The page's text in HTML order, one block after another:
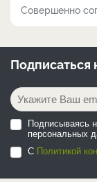
Совершенно
Подписаться
Подписываясь
персональных
С Политикой